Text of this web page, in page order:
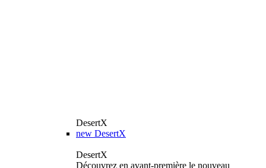
DesertX
new DesertX
DesertX
Découvrez en avant-première le nouveau